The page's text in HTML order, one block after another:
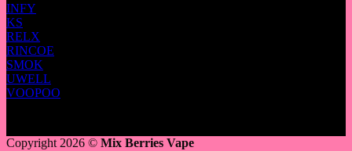
INFY
KS
RELX
RINCOE
SMOK
UWELL
VOOPOO
Copyright 2026 © Mix Berries Vape